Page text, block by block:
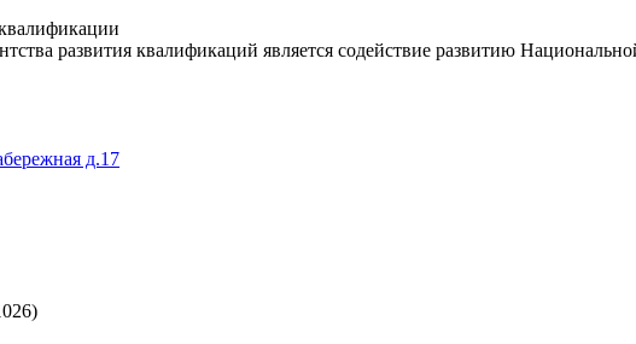
развития квалификаций является содействие развитию
д.17